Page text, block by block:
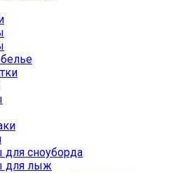
для сноуборда
для лыж